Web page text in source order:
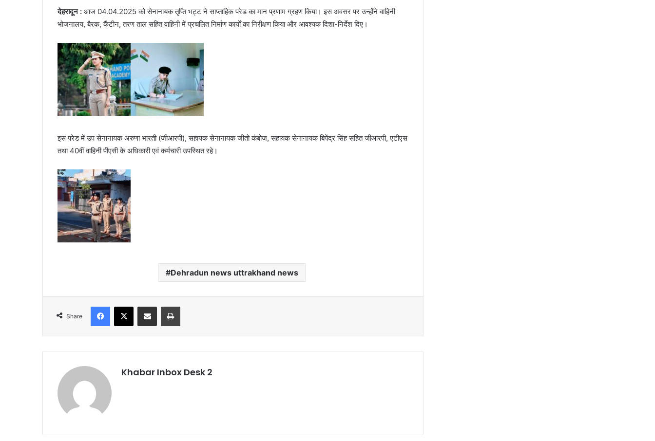
देहरादून : आज 04.04.2025 को सेनानायक तृप्ति भट्ट ने साप्ताहिक परेड का मान प्रणाम ग्रहण किया। इस अवसर पर उन्होंने वाहिनी
भोजनालय, बैरक, कैंटीन, तरण ताल सहित वाहिनी में प्रचलित निर्माण कार्यों का निरीक्षण किया और आवश्यक दिशा-निर्देश दिए।
इस परेड में उप सेनानायक अरुणा भारती (जीआरपी), सहायक सेनानायक जीतो कंबोज, सहायक सेनानायक बिपेंद्र सिंह सहित जीआरपी, एटीएस
तथा 40वीं वाहिनी पीएसी के अधिकारी एवं कर्मचारी उपस्थित रहे।
Dehradun news uttrakhand news
Share
Facebook
X Share via Email Print
Khabar Inbox Desk 2